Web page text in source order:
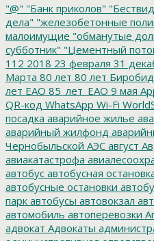
"@" "Банк приколов"
дела" "железобетонные
малоимущие "обманутые
субботник" "Цементный
112 2018 23 февраля 31
Марта 80 лет 80 лет
лет ЕАО 85_лет_ЕАО 9 мая
QR-код WhatsApp Wi-Fi
посадка аварийное жилье
аварийный жилфонд
Чернобыльской АЭС август
авиакатастрофа
автобус автобусная
автобусные остановки
парк автобусы автовокзал
автомобиль автоперевозки
адвокат Адвокаты